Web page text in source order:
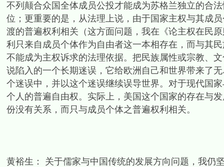
不列颠合众国全体成员公投才能成为苏格兰独立的合
位；更重要的是，从法理上说，由于国家主权与其成
渡的普遍权利相关（这方面问题，我在《论主权在民
利只来自成员个体作为自由者这一本相存在，而与其
不能成为主权诉求的法理依据。把民族属性或宗教、
说陷入的一个长期迷误，它给欧洲自己和世界带来了
个迷误中，并以这个迷误继续误导世界。对于现代国
个人的普遍自由权。实际上，美国这个国家的存在与
份没有关系，而只与成员个体之普遍权利相关。
黄裕生： 关于儒家与中国传统的发展方向问题，我仍